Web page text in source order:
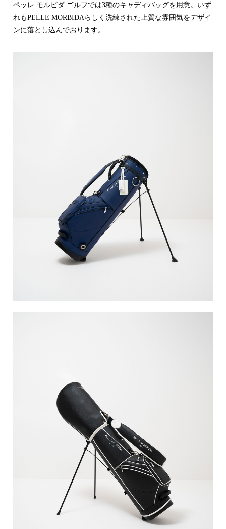
ペッレ モルビダ ゴルフでは3種のキャディバッグを用意。いず
れもPELLE MORBIDAらしく洗練された上質な雰囲気をデザイ
ンに落とし込んでおります。